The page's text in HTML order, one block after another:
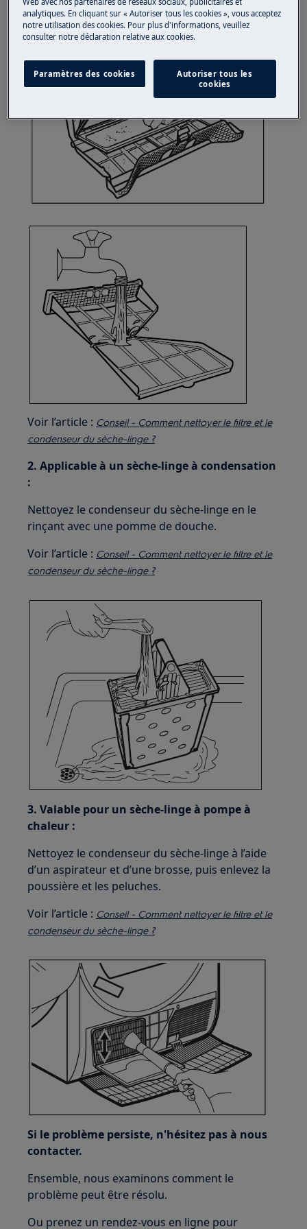
Voir l’article : Conseil - Comment nettoyer le filtre et le
condenseur du sèche-linge ?
2. Applicable à un sèche-linge à condensation
:
Nettoyez le condenseur du sèche-linge en le
rinçant avec une pomme de douche.
Voir l’article : Conseil - Comment nettoyer le filtre et le
condenseur du sèche-linge ?
3. Valable pour un sèche-linge à pompe à
chaleur :
Nettoyez le condenseur du sèche-linge à l’aide
d’un aspirateur et d’une brosse, puis enlevez la
poussière et les peluches.
Voir l’article : Conseil - Comment nettoyer le filtre et le
condenseur du sèche-linge ?
Si le problème persiste, n'hésitez pas à nous
contacter.
Ensemble, nous examinons comment le
problème peut être résolu.
Ou prenez un rendez-vous en ligne pour
analytiques. En cliquant sur « Autoriser tous les cookies », vous acceptez
notre utilisation des cookies. Pour plus d'informations, veuillez
consulter notre déclaration relative aux cookies.
Paramètres des cookies
Autoriser tous les
cookies